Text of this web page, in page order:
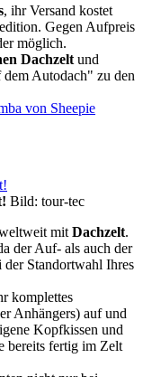
, ihr Versand kostet
Gegen Aufpreis
möglich.
Dachzelt und
Autodach" zu den
von Sheepie
Bild: tour-tec
mit Dachzelt.
der Auf- als auch der
Standortwahl Ihres
komplettes
Anhängers) auf und
Kopfkissen und
bereits fertig im Zelt